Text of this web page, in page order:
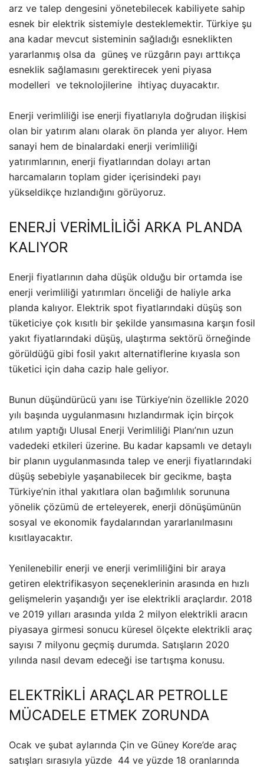
arz ve talep dengesini yönetebilecek kabiliyete sahip
esnek bir elektrik sistemiyle desteklemektir. Türkiye şu
ana kadar mevcut sisteminin sağladığı esneklikten
yararlanmış olsa da güneş ve rüzgârın payı arttıkça
esneklik sağlamasını gerektirecek yeni piyasa
modelleri ve teknolojilerine ihtiyaç duyacaktır.
Enerji verimliliği ise enerji fiyatlarıyla doğrudan ilişkisi
olan bir yatırım alanı olarak ön planda yer alıyor. Hem
sanayi hem de binalardaki enerji verimliliği
yatırımlarının, enerji fiyatlarından dolayı artan
harcamaların toplam gider içerisindeki payı
yükseldikçe hızlandığını görüyoruz.
ENERJİ VERİMLİLİĞİ ARKA PLANDA
KALIYOR
Enerji fiyatlarının daha düşük olduğu bir ortamda ise
enerji verimliliği yatırımları önceliği de haliyle arka
planda kalıyor. Elektrik spot fiyatlarındaki düşüş son
tüketiciye çok kısıtlı bir şekilde yansımasına karşın fosil
yakıt fiyatlarındaki düşüş, ulaştırma sektörü örneğinde
görüldüğü gibi fosil yakıt alternatiflerine kıyasla son
tüketici için daha cazip hale geliyor.
Bunun düşündürücü yanı ise Türkiye’nin özellikle 2020
yılı başında uygulanmasını hızlandırmak için birçok
atılım yaptığı Ulusal Enerji Verimliliği Planı’nın uzun
vadedeki etkileri üzerine. Bu kadar kapsamlı ve detaylı
bir planın uygulanmasında talep ve enerji fiyatlarındaki
düşüş sebebiyle yaşanabilecek bir gecikme, başta
Türkiye’nin ithal yakıtlara olan bağımlılık sorununa
yönelik çözümü de erteleyerek, enerji dönüşümünün
sosyal ve ekonomik faydalarından yararlanılmasını
kısıtlayacaktır.
Yenilenebilir enerji ve enerji verimliliğini bir araya
getiren elektrifikasyon seçeneklerinin arasında en hızlı
gelişmelerin yaşandığı yer ise elektrikli araçlardır. 2018
ve 2019 yılları arasında yılda 2 milyon elektrikli aracın
piyasaya girmesi sonucu küresel ölçekte elektrikli araç
sayısı 7 milyonu geçmiş durumda. Satışların 2020
yılında nasıl devam edeceği ise tartışma konusu.
ELEKTRİKLİ ARAÇLAR PETROLLE
MÜCADELE ETMEK ZORUNDA
Ocak ve şubat aylarında Çin ve Güney Kore’de araç
satışları sırasıyla yüzde 44 ve yüzde 18 oranlarında